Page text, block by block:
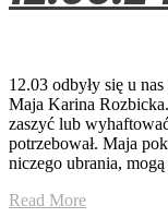
12.03 odbyły się u
Maja Karina
zaszyć lub
potrzebował. Maja
niczego ubrania,
Read More